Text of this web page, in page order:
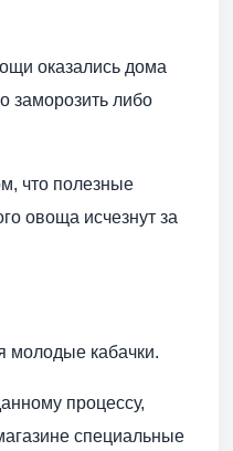
оказались дома
заморозить либо
что полезные
овоща исчезнут за
молодые кабачки.
процессу,
специальные